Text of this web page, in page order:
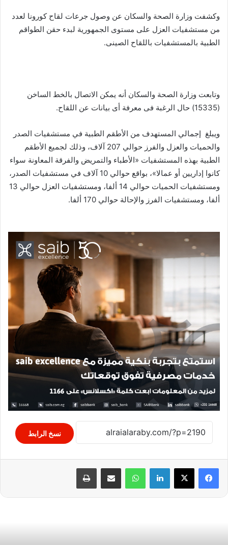
وكشفت وزارة الصحة والسكان عن وصول جرعات لقاح كورونا لعدد
من مستشفيات العزل على مستوى الجمهورية لبدء حقن الطواقم
الطبية بالمستشفيات باللقاح الصينى.
وتابعت وزارة الصحة والسكان أنه يمكن الاتصال بالخط الساخن
(15335) حال الرغبة فى معرفة أى بيانات عن اللقاح.
ويبلغ إجمالي المستهدف من الأطقم الطبية في مستشفيات الصدر
والحميات والعزل والفرز حوالي 207 آلاف، وذلك لجميع الأطقم
الطبية بهذه المستشفيات «الأطباء والتمريض والفرقة المعاونة سواء
كانوا إداريين أو عمالا»، بواقع حوالي 10 آلاف في مستشفيات الصدر،
ومستشفيات الحميات حوالي 14 ألفا، ومستشفيات العزل حوالي 13
ألفا، ومستشفيات الفرز والإحالة حوالي 170 ألفا.
نسخ الرابط
لينكدإن واتساب مشاركة عبر البريد طباعة